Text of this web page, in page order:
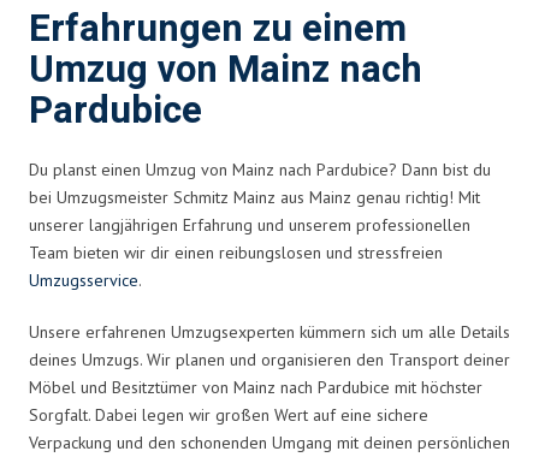
Erfahrungen zu einem
Umzug von Mainz nach
Pardubice
Du planst einen Umzug von Mainz nach Pardubice? Dann bist du
bei Umzugsmeister Schmitz Mainz aus Mainz genau richtig! Mit
unserer langjährigen Erfahrung und unserem professionellen
Team bieten wir dir einen reibungslosen und stressfreien
Umzugsservice.
Unsere erfahrenen Umzugsexperten kümmern sich um alle Details
deines Umzugs. Wir planen und organisieren den Transport deiner
Möbel und Besitztümer von Mainz nach Pardubice mit höchster
Sorgfalt. Dabei legen wir großen Wert auf eine sichere
Verpackung und den schonenden Umgang mit deinen persönlichen